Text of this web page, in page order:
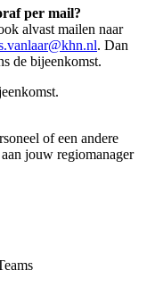
per mail?
alvast mailen naar
. Dan
de bijeenkomst.
of een andere
jouw regiomanager